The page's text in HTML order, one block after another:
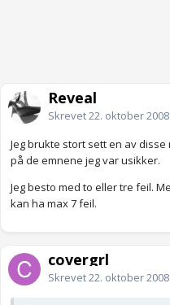
Reveal
Skrevet22. oktober 2008
Jeg brukte stort sett en av
på de emnene jeg var usikker.
Jeg besto med to eller tre feil.
kan ha max 7 feil.
covergrl
Skrevet22. oktober 2008